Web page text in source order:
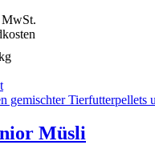
Müsli